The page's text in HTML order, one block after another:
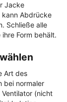
Jacke
kann Abdrücke
Schließe alle
Form behält.
Art des
bei normaler
Ventilator (nicht